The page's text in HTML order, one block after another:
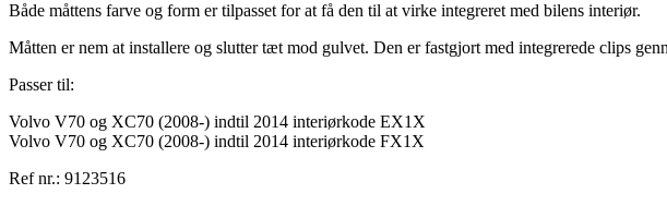
Både måttens farve og form er tilpasset for at få den til at virke integreret med bilens interiør.
Måtten er nem at installere og slutter tæt mod gulvet. Den er fastgjort med integrerede clips
Passer til:
Volvo V70 og XC70 (2008-) indtil 2014 interiørkode EX1X
Volvo V70 og XC70 (2008-) indtil 2014 interiørkode FX1X
Ref nr.: 9123516